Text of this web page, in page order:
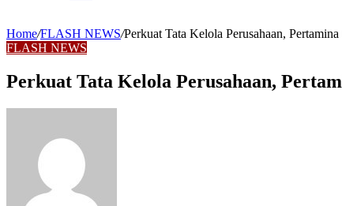
Home/FLASH NEWS/Perkuat Tata Kelola Perusahaan,
FLASH NEWS
Perkuat Tata Kelola Perusahaan,